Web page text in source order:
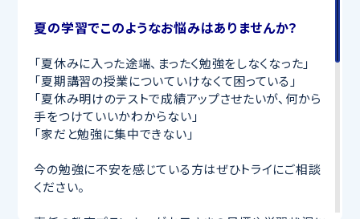
夏の学習でこのようなお悩みはありませんか？
「夏休みに入った途端、まったく勉強をしなくなった」
「夏期講習の授業についていけなくて困っている」
「夏休み明けのテストで成績アップさせたいが、何から
手をつけていいかわからない」
「家だと勉強に集中できない」
今の勉強に不安を感じている方はぜひトライにご相談
ください。